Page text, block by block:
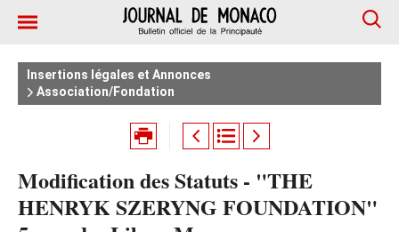
Insertions légales et Annonces
Association/Fondation
Modification des Statuts - "THE
HENRYK SZERYNG FOUNDATION"